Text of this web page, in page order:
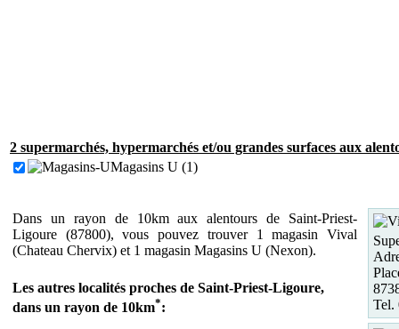
2 supermarchés, hypermarchés et/ou grandes surfaces aux
Magasins U (1)
Dans un rayon de 10km aux alentours de Saint-Priest-
Ligoure (87800), vous pouvez trouver 1 magasin Vival
(Chateau Chervix) et 1 magasin Magasins U (Nexon).
Les autres localités proches de Saint-Priest-Ligoure,
dans un rayon de 10km*:
Tel.